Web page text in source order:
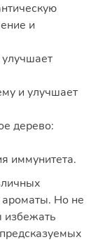
и
и улучшает
дерево:
иммунитета.
Но не
избежать